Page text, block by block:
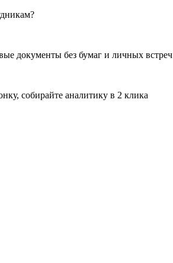
документы без бумаг и личных встреч
собирайте аналитику в 2 клика